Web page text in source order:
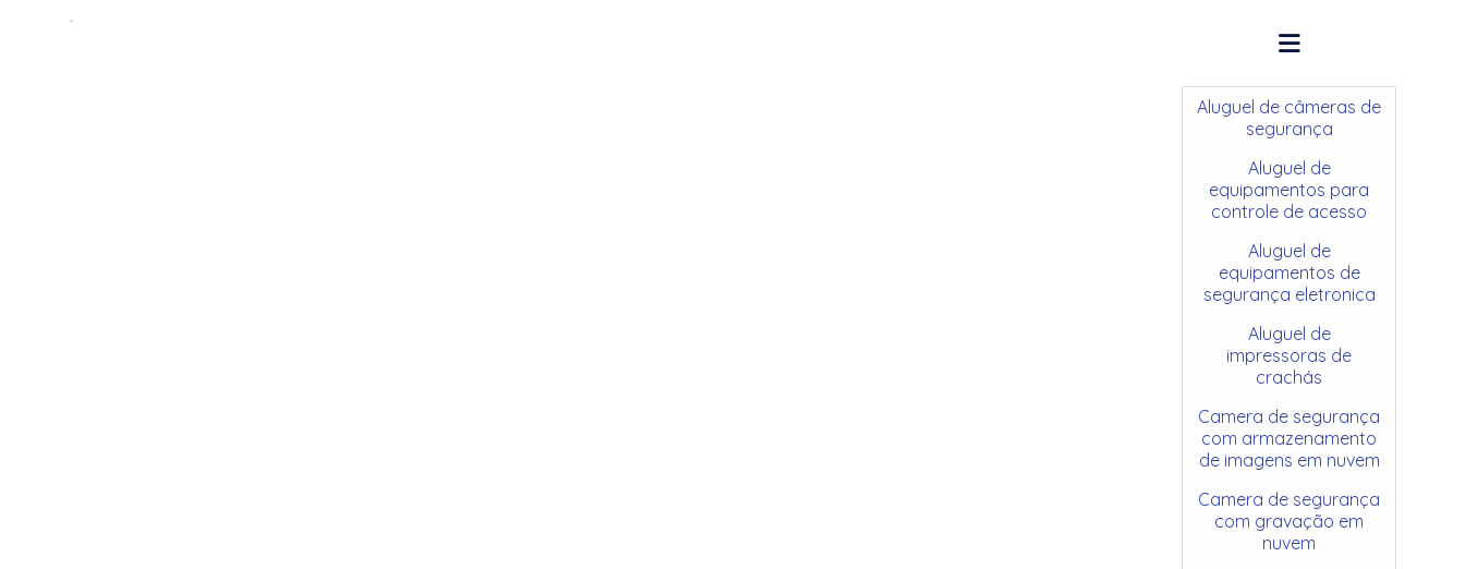
Aluguel de câmeras de
segurança
Aluguel de
equipamentos para
controle de acesso
Aluguel de
equipamentos de
segurança eletronica
Aluguel de
impressoras de
crachás
Camera de segurança
com armazenamento
de imagens em nuvem
Camera de segurança
com gravação em
nuvem